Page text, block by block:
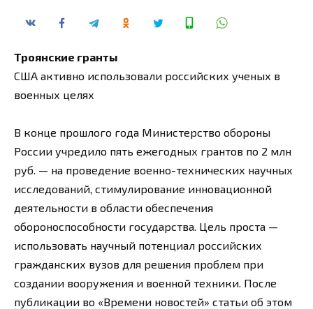
Троянские гранты
США активно использовали российских ученых в
военных целях
В конце прошлого года Министерство обороны
России учредило пять ежегодных грантов по 2 млн
руб. — на проведение военно-технических научных
исследований, стимулирование инновационной
деятельности в области обеспечения
обороноспособности государства. Цель проста —
использовать научный потенциал российских
гражданских вузов для решения проблем при
создании вооружения и военной техники. После
публикации во «Времени новостей» статьи об этом